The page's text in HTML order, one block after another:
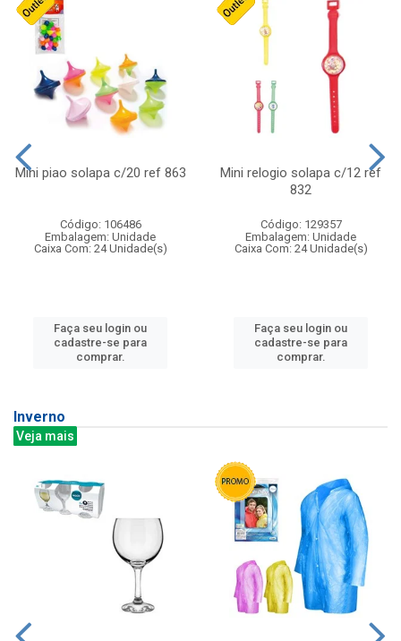
Mini piao solapa c/20 ref 863
Código: 106486
Embalagem: Unidade
Caixa Com: 24 Unidade(s)
Faça seu login ou
cadastre-se para
comprar.
Mini relogio solapa c/12 ref
832
Código: 129357
Embalagem: Unidade
Caixa Com: 24 Unidade(s)
Faça seu login ou
cadastre-se para
comprar.
Inverno
Veja mais